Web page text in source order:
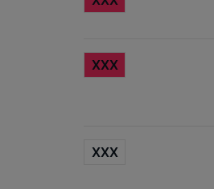
XXX
XXX